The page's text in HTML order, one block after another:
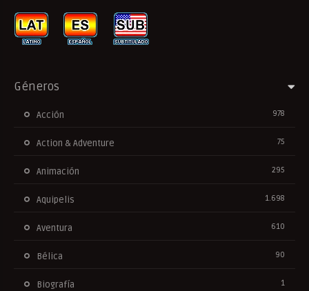
Géneros
Acción 978
Action & Adventure 75
Animación 295
Aquipelis 1.698
Aventura 610
Bélica 90
Biografía 1